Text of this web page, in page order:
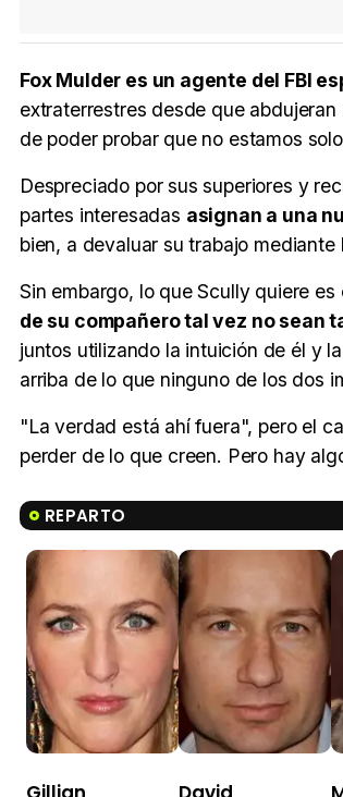
Fox Mulder es un agente del FBI
extraterrestres desde que
de poder probar que no estamos
Despreciado por sus superiores y
partes interesadas asignan a una
bien, a devaluar su trabajo
Sin embargo, lo que Scully quiere
de su compañero tal vez no sean
juntos utilizando la intuición de él y
arriba de lo que ninguno de los dos
"La verdad está ahí fuera", pero el
perder de lo que creen. Pero hay
REPARTO